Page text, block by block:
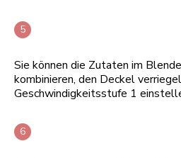
Sie können die Zutaten im
kombinieren, den Deckel
Geschwindigkeitsstufe 1